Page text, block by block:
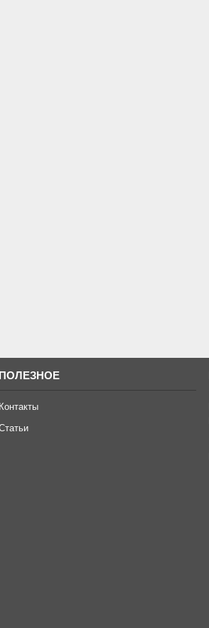
ПОЛЕЗНОЕ
Контакты